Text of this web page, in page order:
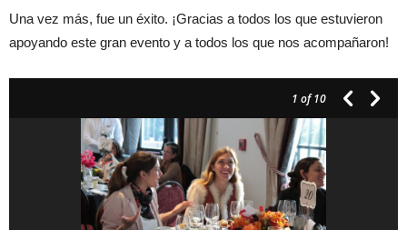
Una vez más, fue un éxito. ¡Gracias a todos los que estuvieron
apoyando este gran evento y a todos los que nos acompañaron!
1 of 10